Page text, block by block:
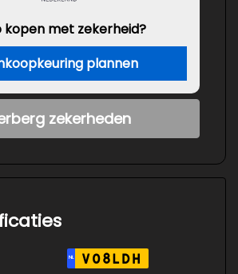
kopen met zekerheid?
plannen
zekerheden
NL V08LDH